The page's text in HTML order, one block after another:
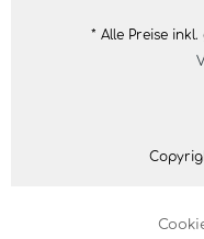
* Alle Preise